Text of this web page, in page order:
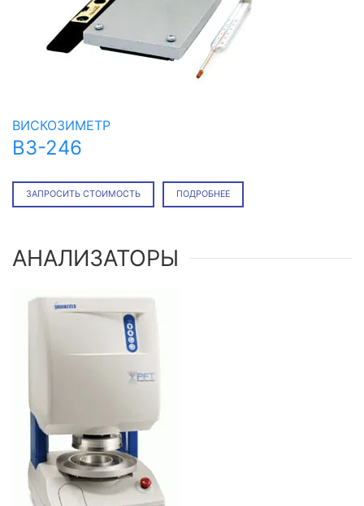
ВИСКОЗИМЕТР
ВЗ-246
ЗАПРОСИТЬ СТОИМОСТЬ ПОДРОБНЕЕ
АНАЛИЗАТОРЫ